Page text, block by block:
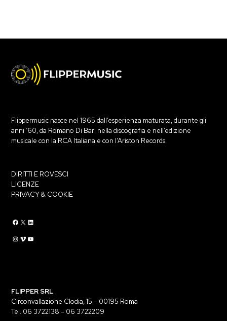
Flippermusic nasce nel 1965 dall’esperienza maturata, durante gli
anni ‘60, da Romano Di Bari nella discografia e nell’edizione
musicale con la RCA Italiana e con l’Ariston Records.
DIRITTI E ROVESCI
LICENZE
PRIVACY & COOKIE
Flippermusic Facebook Flippermusic Twitter
Flippermusic Linkedin
Flippermusic Instagram Flippermusic Vimeo flippermusic YouTube
FLIPPER SRL
Circonvallazione Clodia, 15 – 00195 Roma
Tel. 06 3722138 – 06 3722209